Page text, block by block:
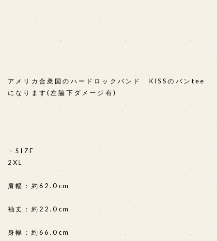
アメリカ合衆国のハードロックバンド KISSのバンtee
になります(左脇下ダメージ有)
・SIZE
2XL
肩幅：約62.0cm
袖丈：約22.0cm
身幅：約66.0cm